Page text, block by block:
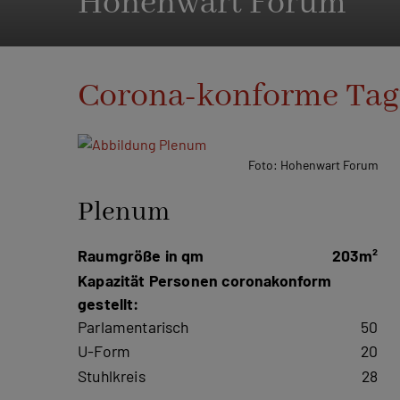
Corona-konforme
Foto: Hohenwart Forum
Plenum
Raumgröße in qm
203m²
Kapazität Personen coronakonform
gestellt:
Parlamentarisch
50
U-Form
20
Stuhlkreis
28